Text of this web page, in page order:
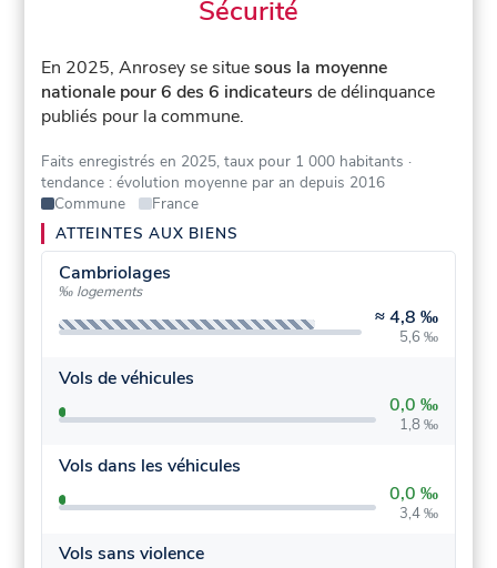
Sécurité
En 2025, Anrosey se situesous la moyenne
nationale pour 6 des 6 indicateurs de délinquance
publiés pour la commune.
Faits enregistrés en 2025, taux pour 1 000 habitants ·
tendance : évolution moyenne par an depuis 2016
Commune
France
ATTEINTES AUX BIENS
Cambriolages
‰ logements
≈4,8 ‰
5,6 ‰
Vols de véhicules
0,0 ‰
1,8 ‰
Vols dans les véhicules
0,0 ‰
3,4 ‰
Vols sans violence